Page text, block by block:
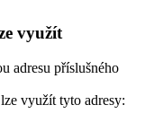
využít
adresu příslušného
využít tyto adresy: